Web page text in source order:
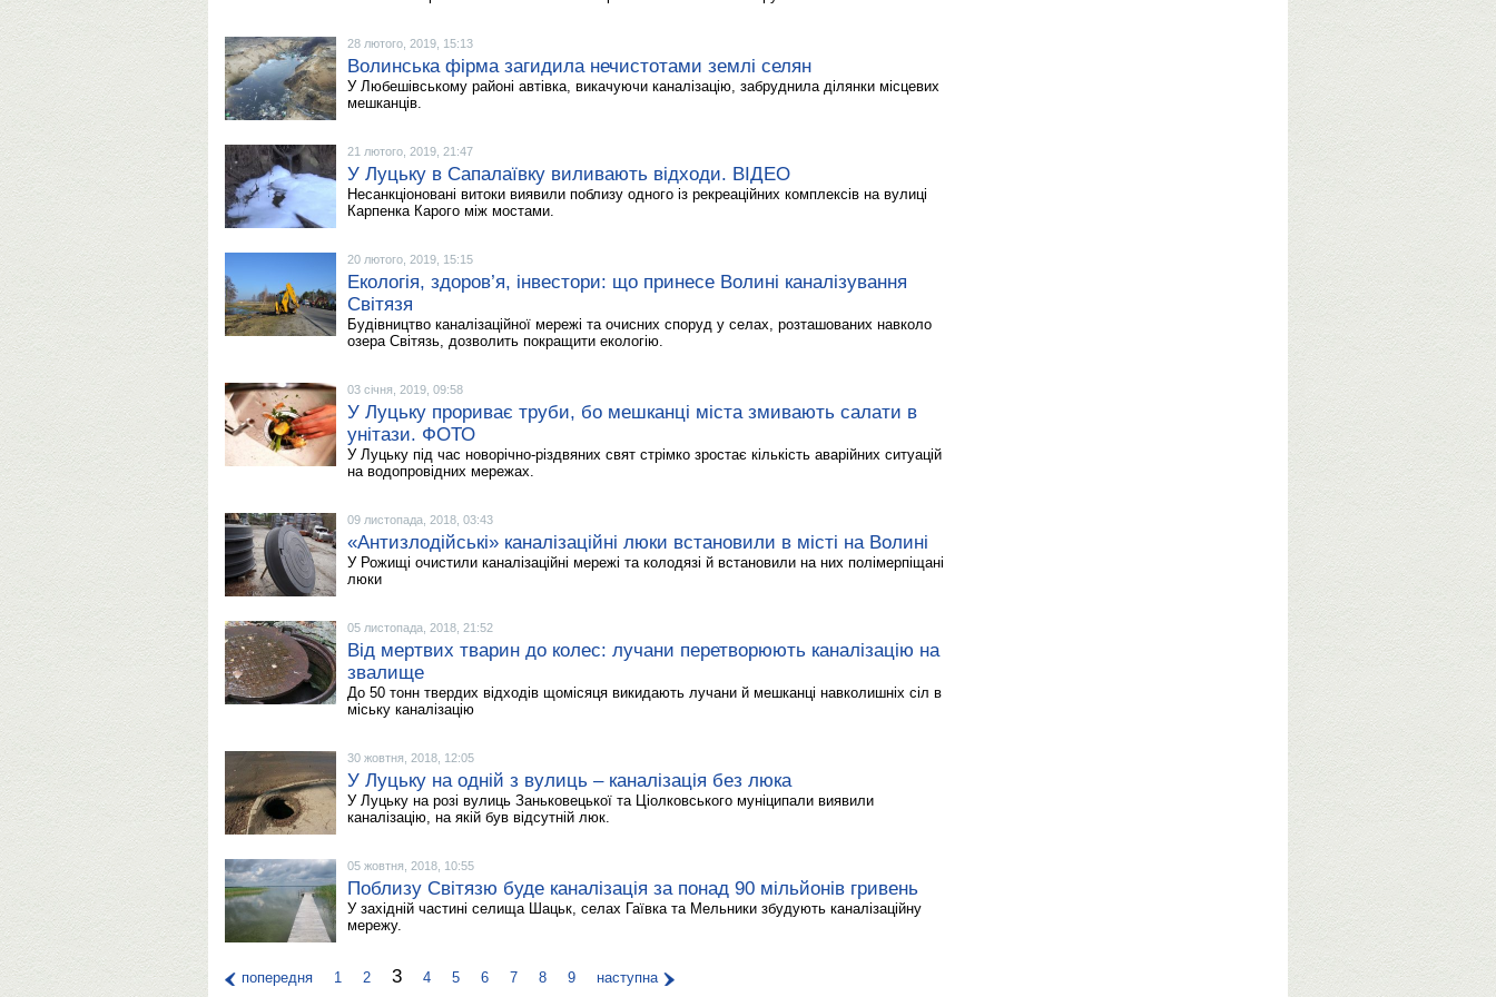
28 лютого, 2019, 15:13
Волинська фірма загидила нечистотами землі селян
У Любешівському районі автівка, викачуючи каналізацію, забруднила ділянки місцевих
мешканців.
21 лютого, 2019, 21:47
У Луцьку в Сапалаївку виливають відходи. ВІДЕО
Несанкціоновані витоки виявили поблизу одного із рекреаційних комплексів на вулиці
Карпенка Карого між мостами.
20 лютого, 2019, 15:15
Екологія, здоров’я, інвестори: що принесе Волині каналізування
Світязя
Будівництво каналізаційної мережі та очисних споруд у селах, розташованих навколо
озера Світязь, дозволить покращити екологію.
03 січня, 2019, 09:58
У Луцьку прориває труби, бо мешканці міста змивають салати в
унітази. ФОТО
У Луцьку під час новорічно-різдвяних свят стрімко зростає кількість аварійних ситуацій
на водопровідних мережах.
09 листопада, 2018, 03:43
«Антизлодійські» каналізаційні люки встановили в місті на Волині
У Рожищі очистили каналізаційні мережі та колодязі й встановили на них полімерпіщані
люки
05 листопада, 2018, 21:52
Від мертвих тварин до колес: лучани перетворюють каналізацію на
звалище
До 50 тонн твердих відходів щомісяця викидають лучани й мешканці навколишніх сіл в
міську каналізацію
30 жовтня, 2018, 12:05
У Луцьку на одній з вулиць – каналізація без люка
У Луцьку на розі вулиць Заньковецької та Ціолковського муніципали виявили
каналізацію, на якій був відсутній люк.
05 жовтня, 2018, 10:55
Поблизу Світязю буде каналізація за понад 90 мільйонів гривень
У західній частині селища Шацьк, селах Гаївка та Мельники збудують каналізаційну
мережу.
попередня 1 2 3 4 5 6 7 8 9 наступна